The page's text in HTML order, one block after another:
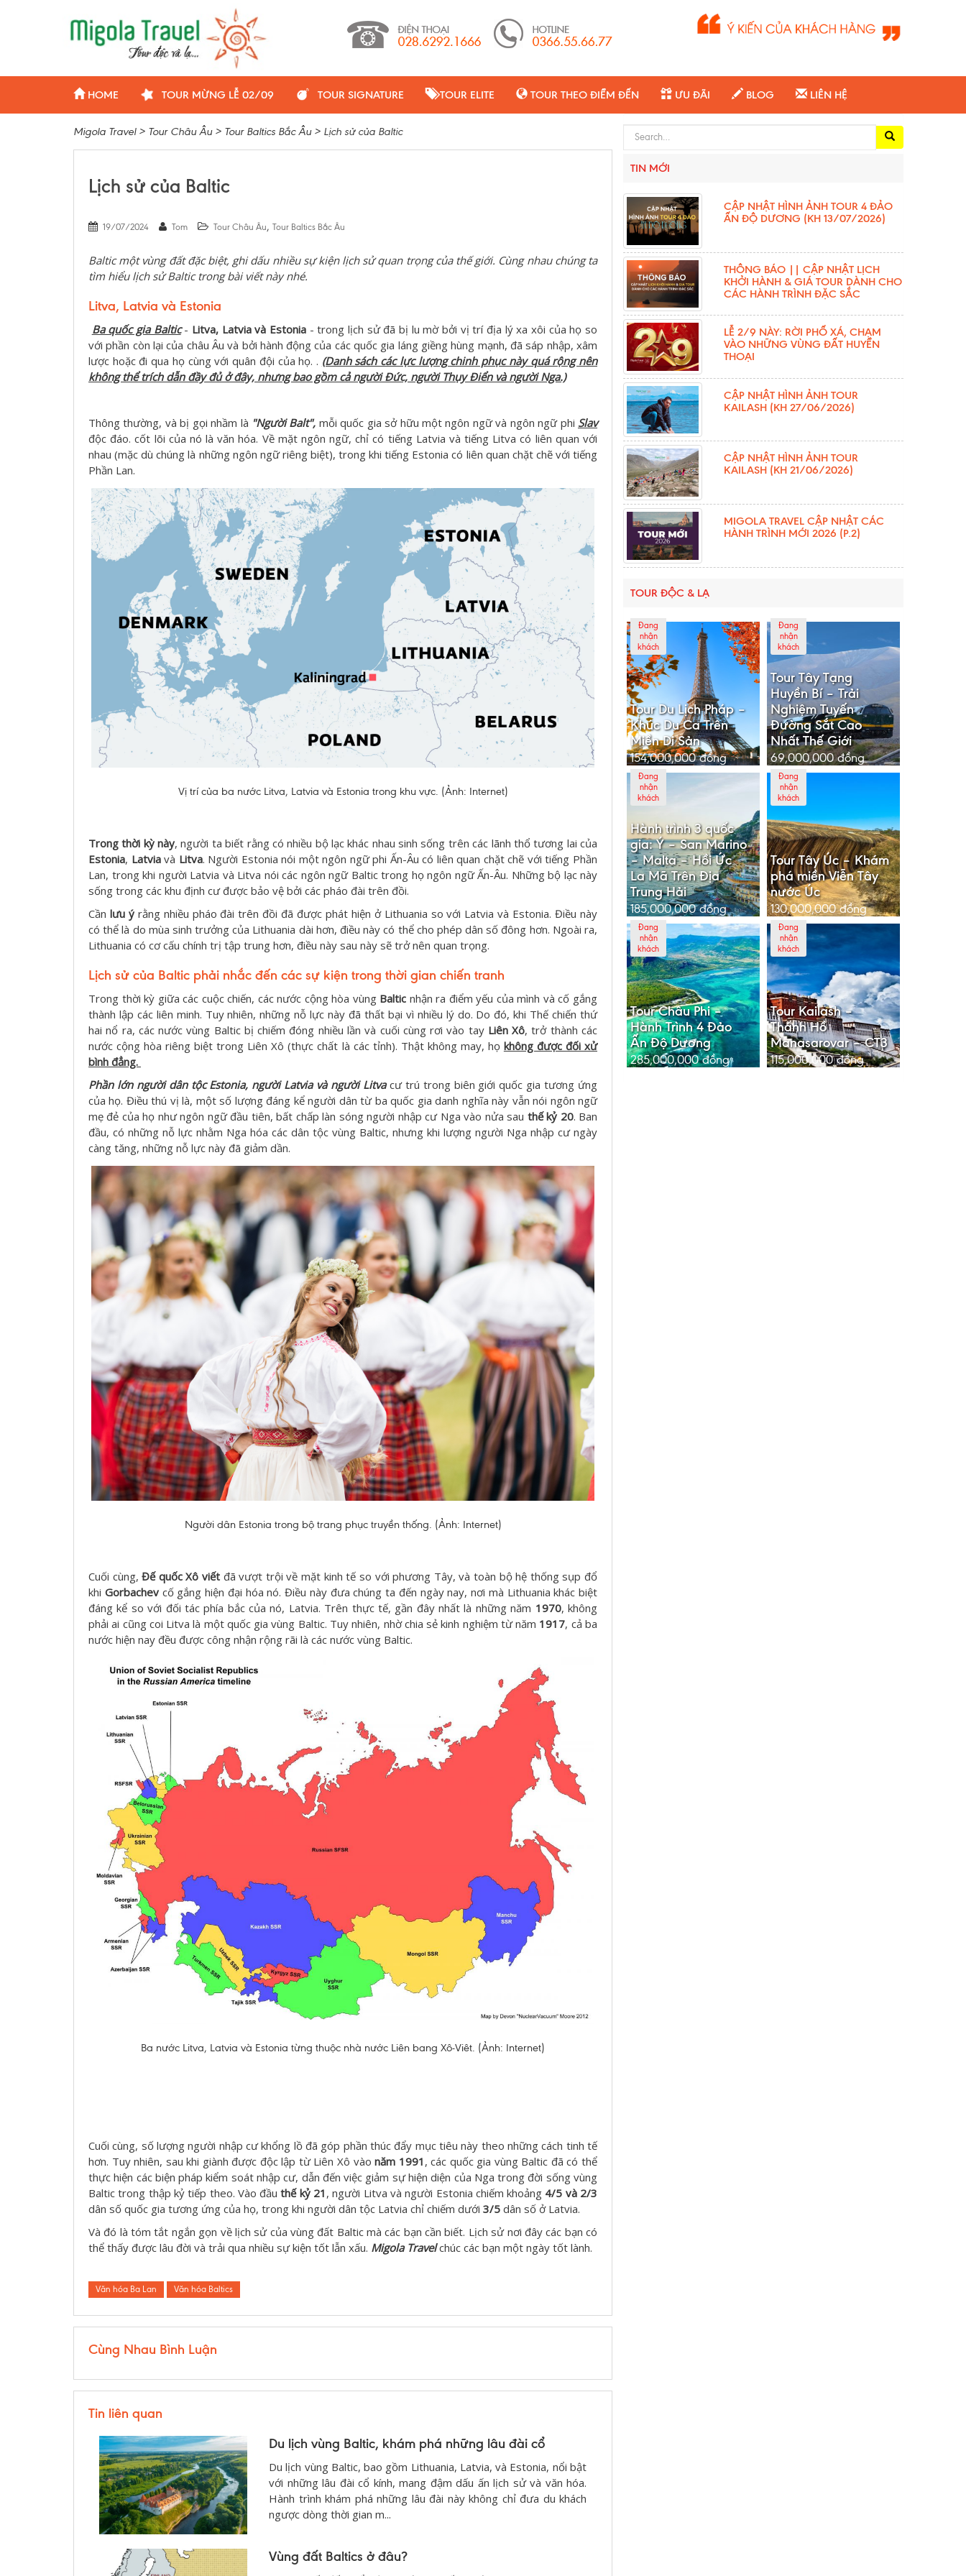
HOME TOUR MỪNG LỄ 02/09 TOUR SIGNATURE TOUR ELITE TOUR THEO ĐIỂM ĐẾN ƯU ĐÃI BLOG LIÊN HỆ
Migola Travel> Tour Châu Âu> Tour Baltics Bắc Âu> Lịch sử của Baltic
Lịch sử của Baltic
19/07/2024 Tom Tour Châu Âu, Tour Baltics Bắc Âu
Baltic một vùng đất đặc biệt, ghi dấu nhiều sự kiện lịch sử quan trọng của thế giới. Cùng nhau chúng ta
tìm hiểu lịch sử Baltic trong bài viết này nhé.
Litva, Latvia và Estonia
Ba quốc gia Baltic- Litva, Latvia và Estonia - trong lịch sử đã bị lu mờ bởi vị trí địa lý xa xôi của họ so
với phần còn lại của châu Âu và bởi hành động của các quốc gia láng giềng hùng mạnh, đã sáp nhập, xâm
lược hoặc đi qua họ cùng với quân đội của họ. . (Danh sách các lực lượng chinh phục này quá rộng nên
không thể trích dẫn đầy đủ ở đây, nhưng bao gồm cả người Đức, người Thụy Điển và người Nga.)
Thông thường, và bị gọi nhầm là "Người Balt", mỗi quốc gia sở hữu một ngôn ngữ và ngôn ngữ phi Slav
độc đáo. cốt lõi của nó là văn hóa. Về mặt ngôn ngữ, chỉ có tiếng Latvia và tiếng Litva có liên quan với
nhau (mặc dù chúng là những ngôn ngữ riêng biệt), trong khi tiếng Estonia có liên quan chặt chẽ với tiếng
Phần Lan.
Vị trí của ba nước Litva, Latvia và Estonia trong khu vực. (Ảnh: Internet)
Trong thời kỳ này, người ta biết rằng có nhiều bộ lạc khác nhau sinh sống trên các lãnh thổ tương lai của
Estonia, Latviavà Litva. Người Estonia nói một ngôn ngữ phi Ấn-Âu có liên quan chặt chẽ với tiếng Phần
Lan, trong khi người Latvia và Litva nói các ngôn ngữ Baltic trong họ ngôn ngữ Ấn-Âu. Những bộ lạc này
sống trong các khu định cư được bảo vệ bởi các pháo đài trên đồi.
Cần lưu ýrằng nhiều pháo đài trên đồi đã được phát hiện ở Lithuania so với Latvia và Estonia. Điều này
có thể là do mùa sinh trưởng của Lithuania dài hơn, điều này có thể cho phép dân số đông hơn. Ngoài ra,
Lithuania có cơ cấu chính trị tập trung hơn, điều này sau này sẽ trở nên quan trọng.
Lịch sử của Baltic phải nhắc đến các sự kiện trong thời gian chiến tranh
Trong thời kỳ giữa các cuộc chiến, các nước cộng hòa vùng Baltic nhận ra điểm yếu của mình và cố gắng
thành lập các liên minh. Tuy nhiên, những nỗ lực này đã thất bại vì nhiều lý do. Do đó, khi Thế chiến thứ
hai nổ ra, các nước vùng Baltic bị chiếm đóng nhiều lần và cuối cùng rơi vào tay Liên Xô, trở thành các
nước cộng hòa riêng biệt trong Liên Xô (thực chất là các tỉnh). Thật không may, họ không được đối xử
bình đẳng.
Phần lớn người dân tộc Estonia, người Latvia và người Litvacư trú trong biên giới quốc gia tương ứng
của họ. Điều thú vị là, một số lượng đáng kể người dân từ ba quốc gia danh nghĩa này vẫn nói ngôn ngữ
mẹ đẻ của họ như ngôn ngữ đầu tiên, bất chấp làn sóng người nhập cư Nga vào nửa sau thế kỷ 20. Ban
đầu, có những nỗ lực nhằm Nga hóa các dân tộc vùng Baltic, nhưng khi lượng người Nga nhập cư ngày
càng tăng, những nỗ lực này đã giảm dần.
Người dân Estonia trong bộ trang phục truyền thống. (Ảnh: Internet)
Cuối cùng,Đế quốc Xô viết đã vượt trội về mặt kinh tế so với phương Tây, và toàn bộ hệ thống sụp đổ
khi Gorbachevcố gắng hiện đại hóa nó. Điều này đưa chúng ta đến ngày nay, nơi mà Lithuania khác biệt
đáng kể so với đối tác phía bắc của nó, Latvia. Trên thực tế, gần đây nhất là những năm 1970, không
phải ai cũng coi Litva là một quốc gia vùng Baltic. Tuy nhiên, nhờ chia sẻ kinh nghiệm từ năm 1917, cả ba
nước hiện nay đều được công nhận rộng rãi là các nước vùng Baltic.
Ba nước Litva, Latvia và Estonia từng thuộc nhà nước Liên bang Xô-Viêt. (Ảnh: Internet)
Cuối cùng, số lượng người nhập cư khổng lồ đã góp phần thúc đẩy mục tiêu này theo những cách tinh tế
hơn. Tuy nhiên, sau khi giành được độc lập từ Liên Xô vàonăm 1991 , các quốc gia vùng Baltic đã có thể
thực hiện các biện pháp kiểm soát nhập cư, dẫn đến việc giảm sự hiện diện của Nga trong đời sống vùng
Baltic trong thập kỷ tiếp theo. Vào đầuthế kỷ 21 , người Litva và người Estonia chiếm khoảng 4/5 và 2/3
dân số quốc gia tương ứng của họ, trong khi người dân tộc Latvia chỉ chiếm dưới 3/5 dân số ở Latvia.
Và đó là tóm tắt ngắn gọn về lịch sử của vùng đất Baltic mà các bạn cần biết. Lịch sử nơi đây các bạn có
thể thấy được lâu đời và trải qua nhiều sự kiện tốt lẫn xấu. Migola Travelchúc các bạn một ngày tốt lành.
Văn hóa Ba Lan Văn hóa Baltics
Cùng Nhau Bình Luận
Tin liên quan
Du lịch vùng Baltic, khám phá những lâu đài cổ
Du lịch vùng Baltic, bao gồm Lithuania, Latvia, và Estonia, nổi bật
với những lâu đài cổ kính, mang đậm dấu ấn lịch sử và văn hóa.
Hành trình khám phá những lâu đài này không chỉ đưa du khách
ngược dòng thời gian m...
Vùng đất Baltics ở đâu?
Search for:
TIN MỚI
CẬP NHẬT HÌNH ẢNH TOUR 4 ĐẢO
ẤN ĐỘ DƯƠNG (KH 13/07/2026)
THÔNG BÁO || CẬP NHẬT LỊCH
KHỞI HÀNH & GIÁ TOUR DÀNH CHO
CÁC HÀNH TRÌNH ĐẶC SẮC
LỄ 2/9 NÀY: RỜI PHỐ XÁ, CHẠM
VÀO NHỮNG VÙNG ĐẤT HUYỀN
THOẠI
CẬP NHẬT HÌNH ẢNH TOUR
KAILASH (KH 27/06/2026)
CẬP NHẬT HÌNH ẢNH TOUR
KAILASH (KH 21/06/2026)
MIGOLA TRAVEL CẬP NHẬT CÁC
HÀNH TRÌNH MỚI 2026 (P.2)
TOUR ĐỘC & LẠ
Đang
nhận
khách
Tour Du Lịch Pháp –
Khúc Du Ca Trên
Miền Di Sản
154,000,000đồng
Đang
nhận
khách
Tour Tây Tạng
Huyền Bí – Trải
Nghiệm Tuyến
Đường Sắt Cao
Nhất Thế Giới
69,000,000đồng
Đang
nhận
khách
Hành trình 3 quốc
gia: Ý – San Marino
– Malta – Hồi Ức
La Mã Trên Địa
Trung Hải
185,000,000đồng
Đang
nhận
khách
Tour Tây Úc – Khám
phá miền Viễn Tây
nước Úc
130,000,000đồng
Đang
nhận
khách
Tour Châu Phi –
Hành Trình 4 Đảo
Ấn Độ Dương
285,000,000đồng
Đang
nhận
khách
Tour Kailash –
Thánh Hồ
Manasarovar – CT3
115,000,000đồng